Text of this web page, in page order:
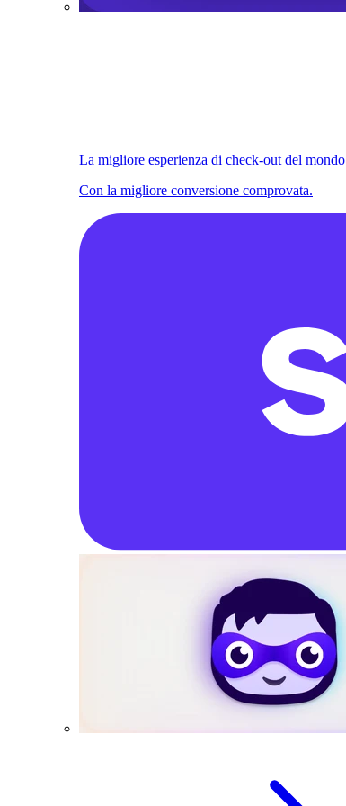
La migliore esperienza di check-out del mondo
Con la migliore conversione comprovata.